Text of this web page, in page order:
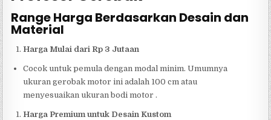
Range Harga Berdasarkan Desain dan
Material
Harga Mulai dari Rp 3 Jutaan
Cocok untuk pemula dengan modal minim. Umumnya
ukuran gerobak motor ini adalah 100 cm atau
menyesuaikan ukuran bodi motor .
Harga Premium untuk Desain Kustom